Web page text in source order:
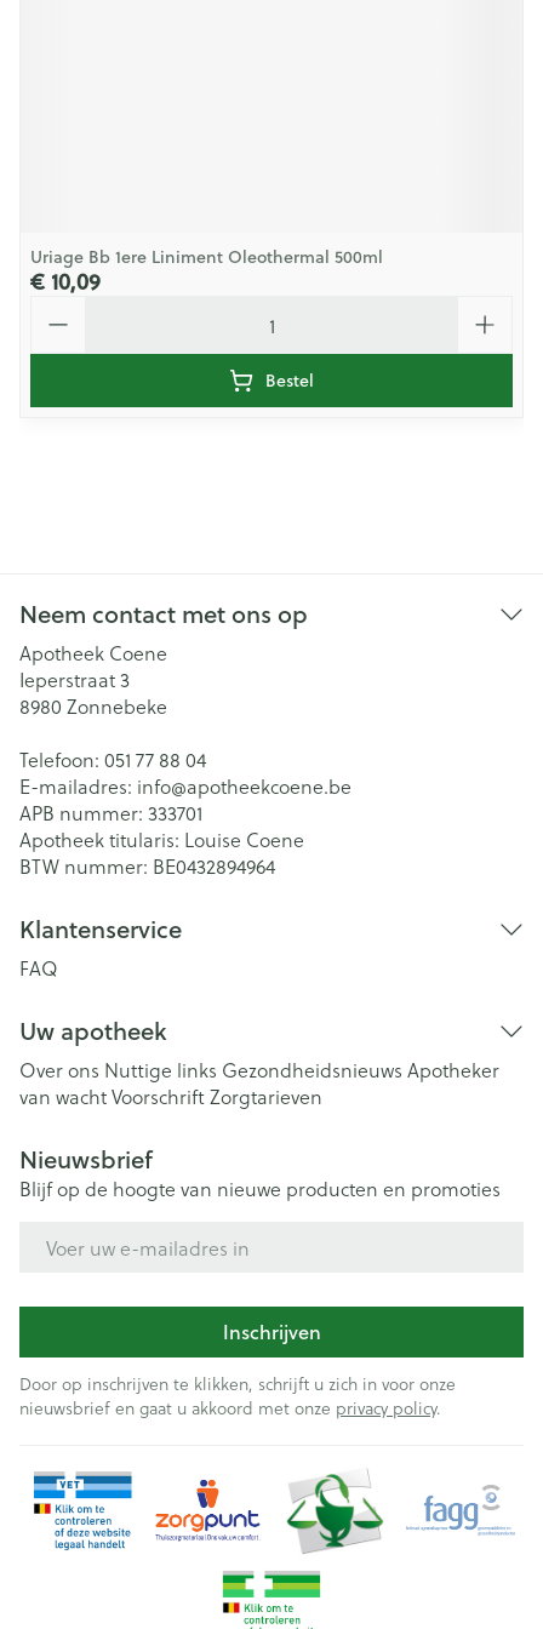
Uriage Bb 1ere Liniment Oleothermal 500ml
€ 10,09
Bestel
Neem contact met ons op
Apotheek Coene
Ieperstraat 3
8980 Zonnebeke
Telefoon: 051 77 88 04
E-mailadres: info@apotheekcoene.be
APB nummer: 333701
Apotheek titularis: Louise Coene
BTW nummer: BE0432894964
Klantenservice
FAQ
Uw apotheek
Over ons Nuttige links Gezondheidsnieuws Apotheker
van wachtVoorschriftZorgtarieven
Nieuwsbrief
Blijf op de hoogte van nieuwe producten en promoties
Inschrijven
Door op inschrijven te klikken, schrijft u zich in voor onze
nieuwsbrief en gaat u akkoord met onze privacy policy.